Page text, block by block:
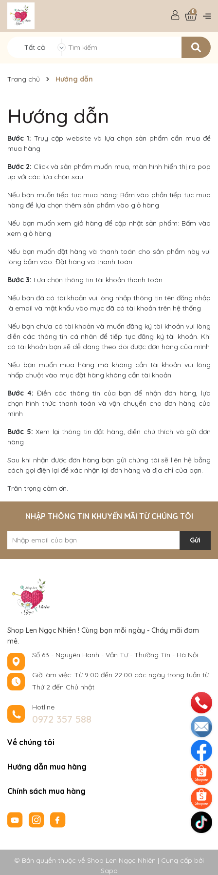
Tất cả
0
Trang chủ Hướng dẫn
Hướng dẫn
Bước 1: Truy cập website và lựa chọn sản phẩm cần mua để
mua hàng
Bước 2: Click và sản phẩm muốn mua, màn hình hiển thị ra pop
up với các lựa chọn sau
Nếu bạn muốn tiếp tục mua hàng: Bấm vào phần tiếp tục mua
hàng để lựa chọn thêm sản phẩm vào giỏ hàng
Nếu bạn muốn xem giỏ hàng để cập nhật sản phẩm: Bấm vào
xem giỏ hàng
Nếu bạn muốn đặt hàng và thanh toán cho sản phẩm này vui
lòng bấm vào: Đặt hàng và thanh toán
Bước 3: Lựa chọn thông tin tài khoản thanh toán
Nếu bạn đã có tài khoản vui lòng nhập thông tin tên đăng nhập
là email và mật khẩu vào mục đã có tài khoản trên hệ thống
Nếu bạn chưa có tài khoản và muốn đăng ký tài khoản vui lòng
điền các thông tin cá nhân để tiếp tục đăng ký tài khoản. Khi
có tài khoản bạn sẽ dễ dàng theo dõi được đơn hàng của mình
Nếu bạn muốn mua hàng mà không cần tài khoản vui lòng
nhấp chuột vào mục đặt hàng không cần tài khoản
Bước 4: Điền các thông tin của bạn để nhận đơn hàng, lựa
chọn hình thức thanh toán và vận chuyển cho đơn hàng của
mình
Bước 5: Xem lại thông tin đặt hàng, điền chú thích và gửi đơn
hàng
Sau khi nhận được đơn hàng bạn gửi chúng tôi sẽ liên hệ bằng
cách gọi điện lại để xác nhận lại đơn hàng và địa chỉ của bạn.
Trân trọng cảm ơn.
NHẬP THÔNG TIN KHUYẾN MÃI TỪ CHÚNG TÔI
Gửi
Shop Len Ngọc Nhiên ! Cùng bạn mỗi ngày - Cháy mãi đam
mê.
Số 63 - Nguyên Hanh - Văn Tự - Thường Tín - Hà Nội
Giờ làm việc: Từ 9:00 đến 22:00 các ngày trong tuần từ
Thứ 2 đến Chủ nhật
Hotline
0972 357 588
Về chúng tôi
Hướng dẫn mua hàng
Chính sách mua hàng
© Bản quyền thuộc về Shop Len Ngọc Nhiên | Cung cấp bởi
Sapo